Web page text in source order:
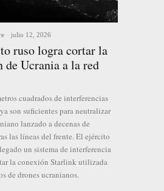
- julio 12, 2026
ruso logra cortar la
de Ucrania a la red
cuadrados de interferencias
son suficientes para neutralizar
lanzado a decenas de
las líneas del frente. El ejército
un sistema de interferencia
la conexión Starlink utilizada
de drones ucranianos.